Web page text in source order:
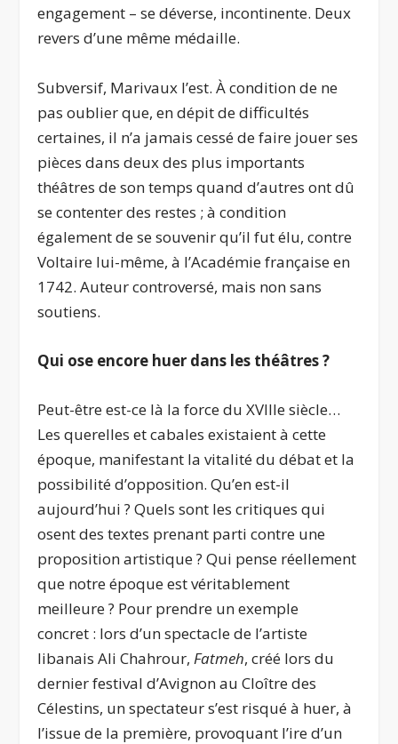
engagement – se déverse, incontinente. Deux
revers d’une même médaille.
Subversif, Marivaux l’est. À condition de ne
pas oublier que, en dépit de difficultés
certaines, il n’a jamais cessé de faire jouer ses
pièces dans deux des plus importants
théâtres de son temps quand d’autres ont dû
se contenter des restes ; à condition
également de se souvenir qu’il fut élu, contre
Voltaire lui-même, à l’Académie française en
1742. Auteur controversé, mais non sans
soutiens.
Qui ose encore huer dans les théâtres ?
Peut-être est-ce là la force du XVIIIe siècle…
Les querelles et cabales existaient à cette
époque, manifestant la vitalité du débat et la
possibilité d’opposition. Qu’en est-il
aujourd’hui ? Quels sont les critiques qui
osent des textes prenant parti contre une
proposition artistique ? Qui pense réellement
que notre époque est véritablement
meilleure ? Pour prendre un exemple
concret : lors d’un spectacle de l’artiste
libanais Ali Chahrour,Fatmeh, créé lors du
dernier festival d’Avignon au Cloître des
Célestins, un spectateur s’est risqué à huer, à
l’issue de la première, provoquant l’ire d’un